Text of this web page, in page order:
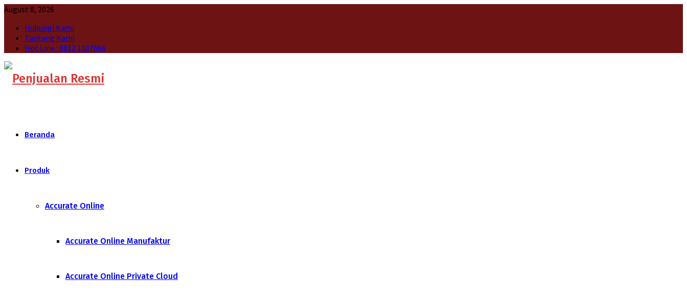
August 8, 2026
Hubungi Kami
Tantang Kami
Hot Line : 0812 1107666
Beranda
Produk
Accurate Online
Accurate Online Manufaktur
Accurate Online Private Cloud